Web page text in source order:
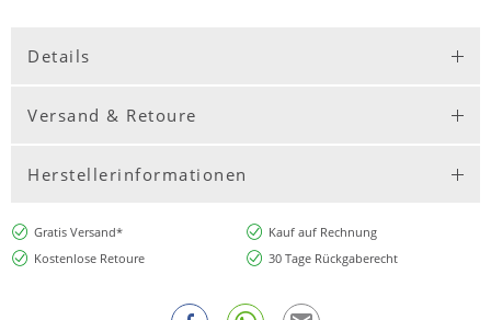
Details
Versand & Retoure
Herstellerinformationen
Gratis Versand*
Kauf auf Rechnung
Kostenlose Retoure
30 Tage Rückgaberecht